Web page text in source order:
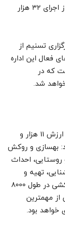
مدیرکل راهداری و حمل و نقل جاده‌ای خوزستان از اجرای ۳۲ هزار
تسنیم از
فعال این اداره
ریال است که در
شد.
وی با اشاره به فعال بودن 132 پروژه راهداری به ارزش 11 هزار و
بهسازی و روکش
و روستایی، احداث
40 کیلومتر روشنایی، تهیه و
نصب نیوجرسی به طول 40 کیلومتر، اجرای خط کشی در طول 8000
ابنیه فنی از مهمترین
خواهد بود.